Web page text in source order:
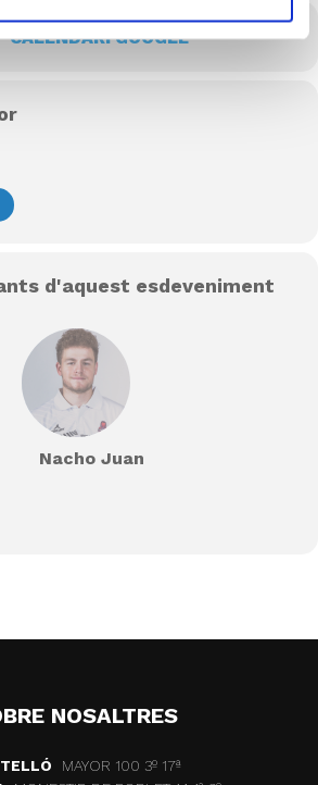
CALENDARI GOOGLE
d'aquest esdeveniment
Nacho Juan
NOSALTRES
MAYOR 100 3º 17ª